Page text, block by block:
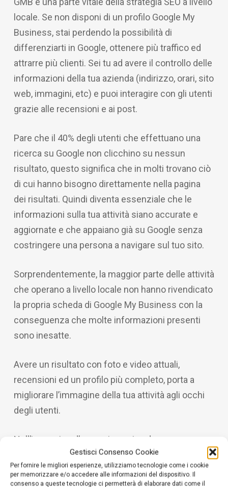
Gestisci Consenso Cookie
Per fornire le migliori esperienze, utilizziamo tecnologie come i cookie
per memorizzare e/o accedere alle informazioni del dispositivo. Il
consenso a queste tecnologie ci permetterà di elaborare dati come il
locale. Se non disponi di un profilo Google My
Business, stai perdendo la possibilità di
differenziarti in Google, ottenere più traffico ed
attrarre più clienti. Sei tu ad avere il controllo delle
informazioni della tua azienda (indirizzo, orari, sito
web, immagini, etc) e puoi interagire con gli utenti
grazie alle recensioni e ai post.
Pare che il 40% degli utenti che effettuano una
ricerca su Google non clicchino su nessun
risultato, questo significa che in molti trovano ciò
di cui hanno bisogno direttamente nella pagina
dei risultati. Quindi diventa essenziale che le
informazioni sulla tua attività siano accurate e
aggiornate e che appaiano già su Google senza
costringere una persona a navigare sul tuo sito.
Sorprendentemente, la maggior parte delle attività
che operano a livello locale non hanno rivendicato
la propria scheda di Google My Business con la
conseguenza che molte informazioni presenti
sono inesatte.
Avere un risultato con foto e video attuali,
recensioni ed un profilo più completo, porta a
migliorare l’immagine della tua attività agli occhi
degli utenti.
Nell’immagine d’esempio puoi vedere come avere
il nome, l’indirizzo, il numero di telefono, delle
fotografie, una descrizione dell’azienda e dei